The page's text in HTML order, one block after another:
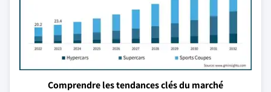
Comprendre les tendances clés du marché